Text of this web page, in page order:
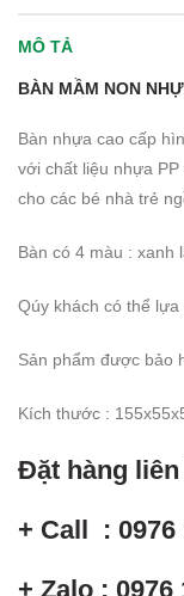
MÔ TẢ
BÀN MẦM NON
Bàn nhựa cao cấp
với chất liệu nhựa
cho các bé nhà trẻ
Bàn có 4 màu : xanh
Qúy khách có thể
Sản phẩm được bảo
Kích thước :
Đặt hàng liên
+ Call : 0976
+ Zalo : 0976